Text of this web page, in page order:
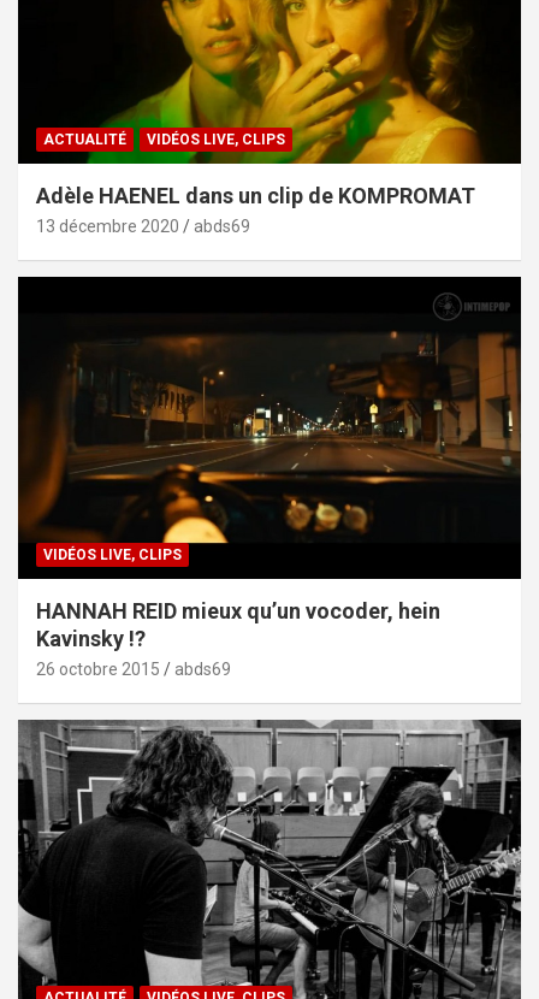
ACTUALITÉ VIDÉOS LIVE, CLIPS
Adèle HAENEL dans un clip de KOMPROMAT
13 décembre 2020 abds69
VIDÉOS LIVE, CLIPS
HANNAH REID mieux qu’un vocoder, hein
Kavinsky !?
26 octobre 2015 abds69